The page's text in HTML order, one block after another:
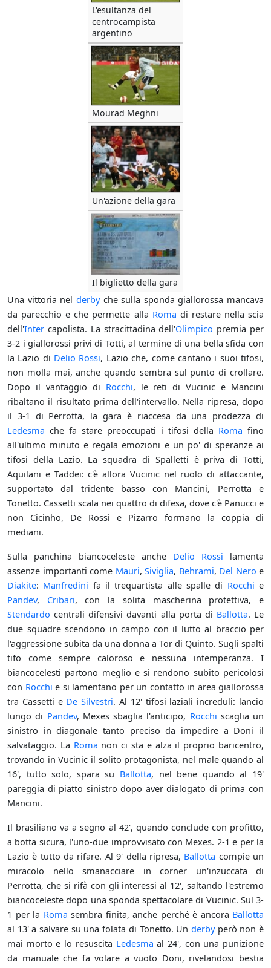
L'esultanza del
centrocampista
argentino
Mourad Meghni
Un'azione della gara
Il biglietto della gara
Una vittoria nel derbyche sulla sponda giallorossa mancava
da parecchio e che permette alla Roma di restare nella scia
dell'Inter capolista. La stracittadina dell'Olimpico premia per
3-2 i giallorossi privi di Totti, al termine di una bella sfida con
la Lazio di Delio Rossi, Lazio che, come cantano i suoi tifosi,
non molla mai, anche quando sembra sul punto di crollare.
Dopo il vantaggio di Rocchi, le reti di Vucinic e Mancini
ribaltano il risultato prima dell'intervallo. Nella ripresa, dopo
il 3-1 di Perrotta, la gara è riaccesa da una prodezza di
Ledesma che fa stare preoccupati i tifosi della Roma fino
all'ultimo minuto e regala emozioni e un po' di speranze ai
tifosi della Lazio. La squadra di Spalletti è priva di Totti,
Aquilani e Taddei: c'è allora Vucinic nel ruolo di attaccante,
supportato dal tridente basso con Mancini, Perrotta e
Tonetto. Cassetti scala nei quattro di difesa, dove c'è Panucci e
non Cicinho, De Rossi e Pizarro formano la coppia di
mediani.
Sulla panchina biancoceleste anche Delio Rossi lamenta
assenze importanti come Mauri, Siviglia, Behrami, Del Nero e
Diakite: Manfredini fa il trequartista alle spalle di Rocchi e
Pandev, Cribari, con la solita mascherina protettiva, e
Stendardo centrali difensivi davanti alla porta di Ballotta. Le
due squadre scendono in campo con il lutto al braccio per
l'aggressione subita da una donna a Tor di Quinto. Sugli spalti
tifo come sempre caloroso e nessuna intemperanza. I
biancocelesti partono meglio e si rendono subito pericolosi
con Rocchi e si lamentano per un contatto in area giallorossa
tra Cassetti e De Silvestri. Al 12' tifosi laziali increduli: lancio
lungo di Pandev, Mexes sbaglia l'anticipo, Rocchi scaglia un
sinistro in diagonale tanto preciso da impedire a Doni il
salvataggio. La Roma non ci sta e alza il proprio baricentro,
trovando in Vucinic il solito protagonista, nel male quando al
16', tutto solo, spara su Ballotta, nel bene quando al 19'
pareggia di piatto sinistro dopo aver dialogato di prima con
Mancini.
Il brasiliano va a segno al 42', quando conclude con profitto,
a botta sicura, l'uno-due improvvisato con Mexes. 2-1 e per la
Lazio è tutto da rifare. Al 9' della ripresa, Ballotta compie un
miracolo nello smanacciare in corner un'inzuccata di
Perrotta, che si rifà con gli interessi al 12', saltando l'estremo
biancoceleste dopo una sponda spettacolare di Vucinic. Sul 3-
1 per la Roma sembra finita, anche perché è ancora Ballotta
al 13' a salvare su una folata di Tonetto. Un derbyperò non è
mai morto e lo resuscita Ledesma al 24', con una punizione
da manuale che fa volare a vuoto Doni, rivelandosi bestia